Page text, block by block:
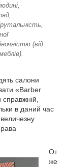
(від
салони
«Barber
в даний час
От
же